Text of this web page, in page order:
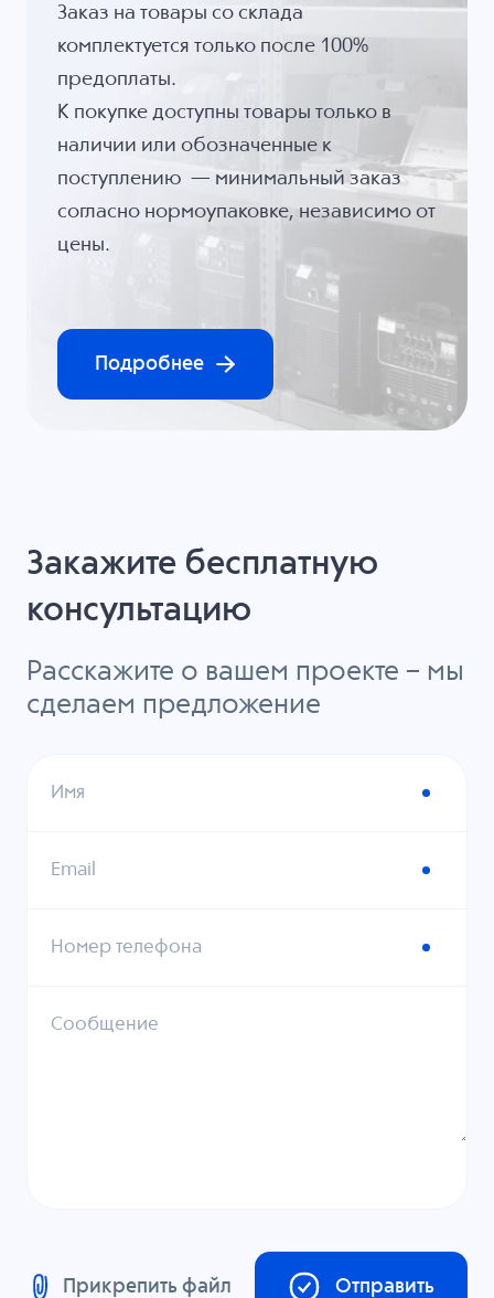
Заказ на товары со склада
комплектуется только после 100%
предоплаты.
К покупке доступны товары только в
наличии или обозначенные к
поступлению — минимальный заказ
согласно нормоупаковке, независимо от
цены.
Подробнее
Закажите бесплатную
консультацию
Расскажите о вашем проекте – мы
сделаем предложение
Имя
Email
Номер телефона
Сообщение
Прикрепить файл Отправить